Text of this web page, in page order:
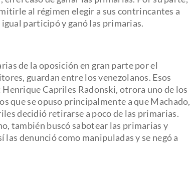
al régimen elegir a sus contrincantes a
participó y ganó las primarias.
de la oposición en gran parte por el
guardan entre los venezolanos. Esos
Capriles Radonski, otrora uno de los
que se opuso principalmente a que Machado,
decidió retirarse a poco de las primarias.
también buscó sabotear las primarias y
denunció como manipuladas y se negó a